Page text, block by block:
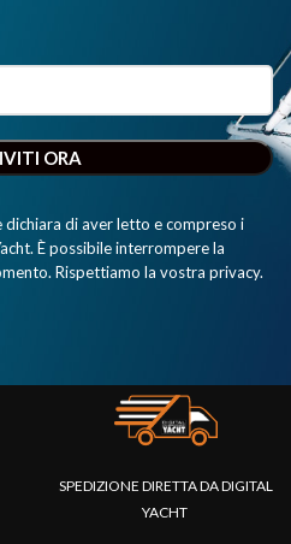
di aver letto e compreso i
È possibile interrompere la
Rispettiamo la vostra privacy.
SPEDIZIONE DIRETTA DA DIGITAL
YACHT